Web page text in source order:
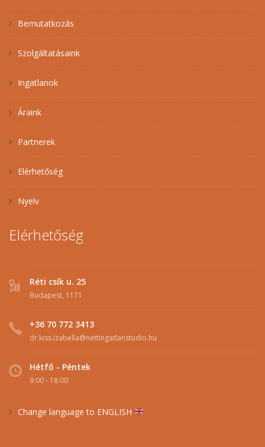
Bemutatkozás
Szolgáltatásaink
Ingatlanok
Áraink
Partnerek
Elérhetőség
Nyelv
Elérhetőség
Réti csík u. 25
Budapest, 1171
+36 70 772 3413
dr.kiss.izabella@nettingatlanstudio.hu
Hétfő - Péntek
9:00 - 18:00
Change language to ENGLISH